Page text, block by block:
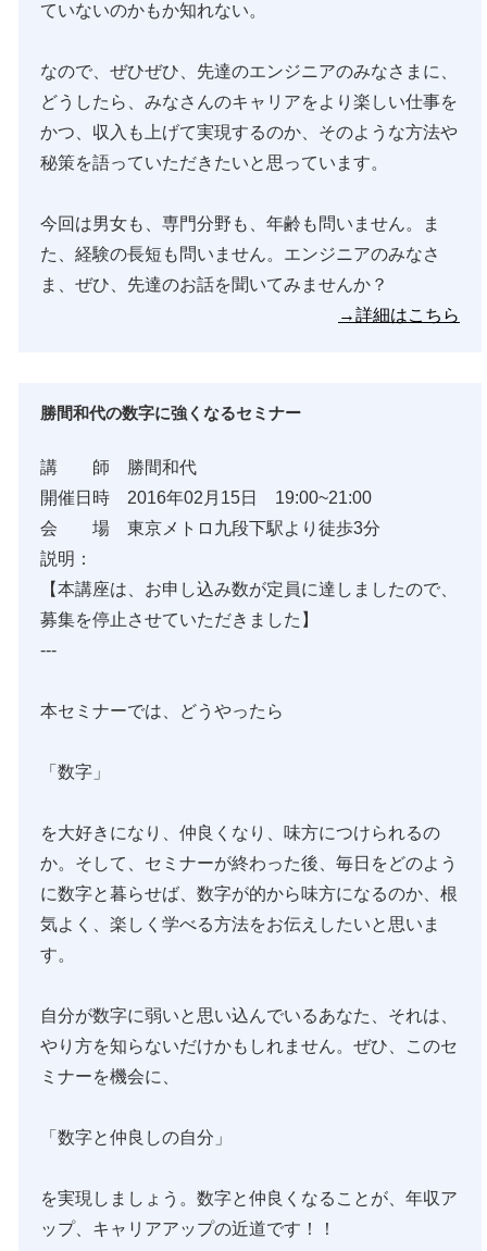
ていないのかもか知れない。
なので、ぜひぜひ、先達のエンジニアのみなさまに、
どうしたら、みなさんのキャリアをより楽しい仕事を
かつ、収入も上げて実現するのか、そのような方法や
秘策を語っていただきたいと思っています。
今回は男女も、専門分野も、年齢も問いません。ま
た、経験の長短も問いません。エンジニアのみなさ
ま、ぜひ、先達のお話を聞いてみませんか？
→詳細はこちら
勝間和代の数字に強くなるセミナー
講 師 勝間和代
開催日時 2016年02月15日 19:00~21:00
会 場 東京メトロ九段下駅より徒歩3分
説明：
【本講座は、お申し込み数が定員に達しましたので、
募集を停止させていただきました】
---
本セミナーでは、どうやったら
「数字」
を大好きになり、仲良くなり、味方につけられるの
か。そして、セミナーが終わった後、毎日をどのよう
に数字と暮らせば、数字が的から味方になるのか、根
気よく、楽しく学べる方法をお伝えしたいと思いま
す。
自分が数字に弱いと思い込んでいるあなた、それは、
やり方を知らないだけかもしれません。ぜひ、このセ
ミナーを機会に、
「数字と仲良しの自分」
を実現しましょう。数字と仲良くなることが、年収ア
ップ、キャリアアップの近道です！！